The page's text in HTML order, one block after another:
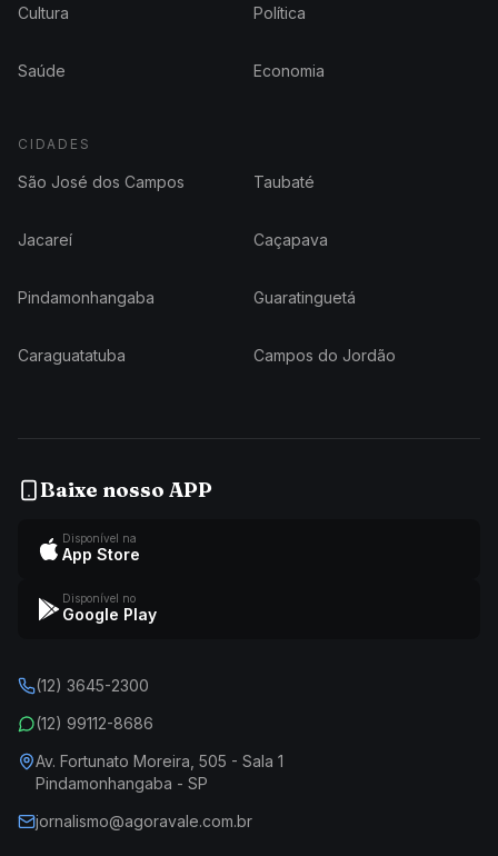
Cultura Política
Saúde Economia
CIDADES
São José dos Campos Taubaté
Jacareí Caçapava
Pindamonhangaba Guaratinguetá
Caraguatatuba Campos do Jordão
Baixe nosso APP
Disponível na
App Store
Disponível no
Google Play
(12) 3645-2300
(12) 99112-8686
Av. Fortunato Moreira, 505 - Sala 1
Pindamonhangaba - SP
jornalismo@agoravale.com.br